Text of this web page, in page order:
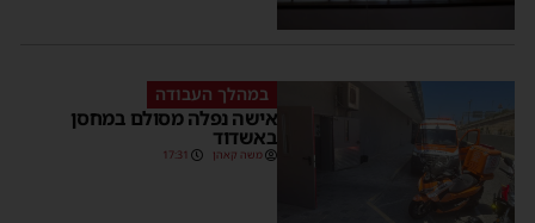
במהלך העבודה
אישה נפלה מסולם במחסן
באשדוד
משה קאהן 17:31